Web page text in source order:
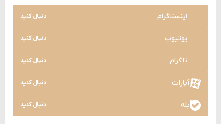
اینستاگرام دنبال کنید
یوتیوب دنبال کنید
تلگرام دنبال کنید
آپارات دنبال کنید
بله دنبال کنید